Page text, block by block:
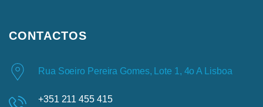
CONTACTOS
Rua Soeiro Pereira Gomes, Lote 1, 4o A Lisboa
+351 211 455 415